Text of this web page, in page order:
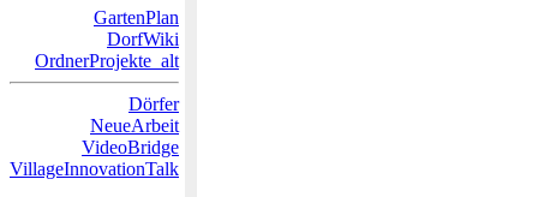
GartenPlan
DorfWiki
OrdnerProjekte_alt
Dörfer
NeueArbeit
VideoBridge
VillageInnovationTalk